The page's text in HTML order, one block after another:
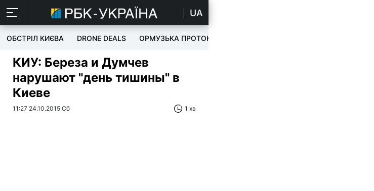
UA
ОБСТРІЛ КИЄВА DRONE DEALS ОРМУЗЬКА ПРОТОКА
КИУ: Береза и Думчев
нарушают "день тишины" в
Киеве
11:27 24.10.2015 Сб 1 хв